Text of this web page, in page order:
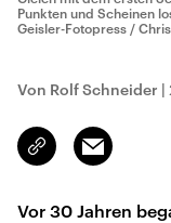
Punkten und Scheinen
Geisler-Fotopress /
Von Rolf Schneider |
Link
kopieren/teilen
Email
Vor 30 Jahren